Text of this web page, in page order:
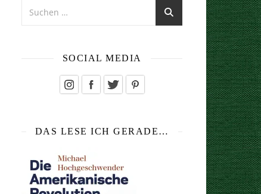
SOCIAL MEDIA
DAS LESE ICH GERADE…